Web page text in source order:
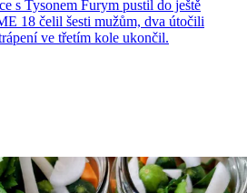
s Tysonem Furym pustil do ještě
18 čelil šesti mužům, dva útočili
ve třetím kole ukončil.